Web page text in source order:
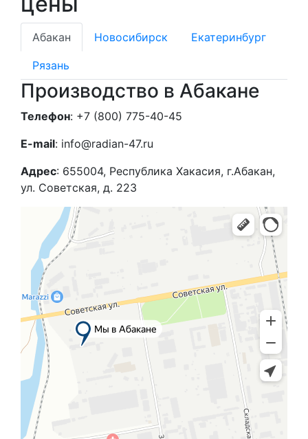
Абакан Новосибирск Екатеринбург
Рязань
Производство в Абакане
Телефон: +7 (800) 775-40-45
E-mail: info@radian-47.ru
Адрес: 655004, Республика Хакасия, г.Абакан,
ул. Советская, д. 223